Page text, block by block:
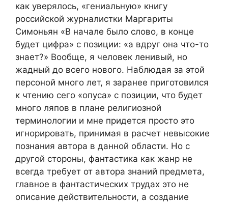
как уверялось, «гениальную» книгу
российской журналистки Маргариты
Симоньян «В начале было слово, в конце
будет цифра» с позиции: «а вдруг она что-то
знает?» Вообще, я человек ленивый, но
жадный до всего нового. Наблюдая за этой
персоной много лет, я заранее приготовился
к чтению сего «опуса» с позиции, что будет
много ляпов в плане религиозной
терминологии и мне придется просто это
игнорировать, принимая в расчет невысокие
познания автора в данной области. Но с
другой стороны, фантастика как жанр не
всегда требует от автора знаний предмета,
главное в фантастических трудах это не
описание действительности, а создание